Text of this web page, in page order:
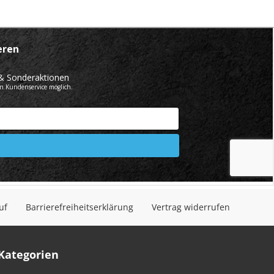
Barrierefreiheitserklärung Vertrag widerrufen